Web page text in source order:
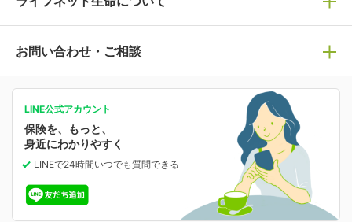
人生のステージに必要な保険がわかる！
保険ジャンバラヤ
あなたの人生と保険選びのためのWebメディア
選ばれる理由・評判
ライフネット生命の特長
ライフネット生命が選ばれる理由がわかる！
病気や手術に備える
がん保険
がんに備える
女性保険
就業不能保険
就業不能状態に備える
マイページログイン
ご契約内容の確認
お客さま情報の確認・変更
保険料の支払い方法の変更
中断したお申し込みの再開
お申し込み後の状況確認
減額・解約・追加契約の申し込み など
ライフネット生命についてトップ
会社情報
業績・財務情報
保険金等の支払状況
お問い合わせ・ご相談
保険相談サービス
よくあるご質問
LINE公式アカウント
保険を、もっと、
身近にわかりやすく
LINEで24時間いつでも質問できる